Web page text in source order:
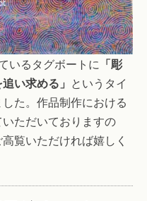
いるタグボートに 「彫
い求める」 というタイ
た。作品制作における
ただいておりますの
覧いただければ嬉しく